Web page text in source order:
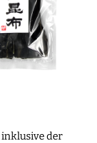
inklusive der